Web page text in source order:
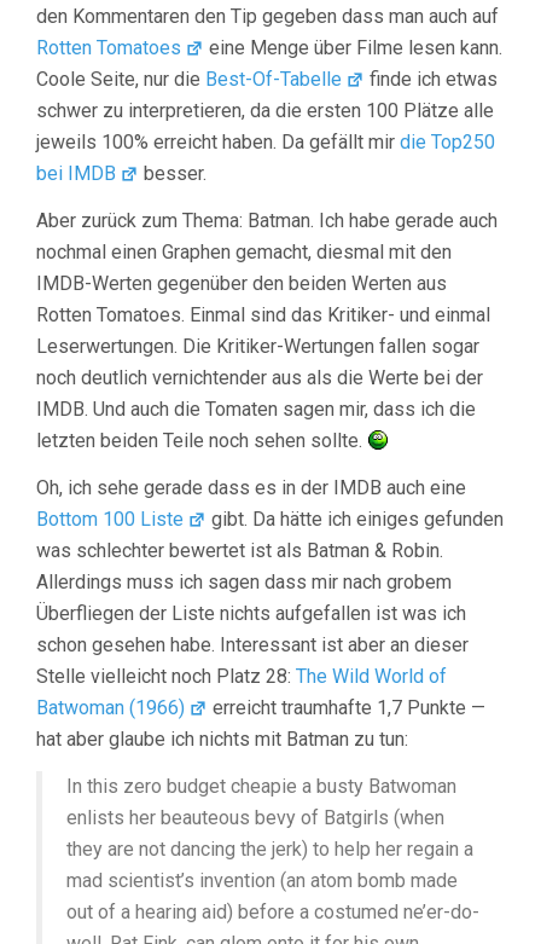
den Kommentaren den Tip gegeben dass man auch auf
Rotten Tomatoes
eine Menge über Filme lesen kann.
Coole Seite, nur die Best-Of-Tabelle
finde ich etwas
schwer zu interpretieren, da die ersten 100 Plätze alle
jeweils 100% erreicht haben. Da gefällt mir die Top250
bei IMDB
besser.
Aber zurück zum Thema: Batman. Ich habe gerade auch
nochmal einen Graphen gemacht, diesmal mit den
IMDB-Werten gegenüber den beiden Werten aus
Rotten Tomatoes. Einmal sind das Kritiker- und einmal
Leserwertungen. Die Kritiker-Wertungen fallen sogar
noch deutlich vernichtender aus als die Werte bei der
IMDB. Und auch die Tomaten sagen mir, dass ich die
letzten beiden Teile noch sehen sollte.
Oh, ich sehe gerade dass es in der IMDB auch eine
Bottom 100 Liste
gibt. Da hätte ich einiges gefunden
was schlechter bewertet ist als Batman & Robin.
Allerdings muss ich sagen dass mir nach grobem
Überfliegen der Liste nichts aufgefallen ist was ich
schon gesehen habe. Interessant ist aber an dieser
Stelle vielleicht noch Platz 28: The Wild World of
Batwoman (1966)
erreicht traumhafte 1,7 Punkte —
hat aber glaube ich nichts mit Batman zu tun:
In this zero budget cheapie a busty Batwoman
enlists her beauteous bevy of Batgirls (when
they are not dancing the jerk) to help her regain a
mad scientist’s invention (an atom bomb made
out of a hearing aid) before a costumed ne’er-do-